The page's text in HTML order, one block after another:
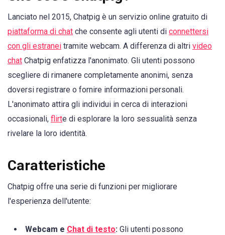
Lanciato nel 2015, Chatpig è un servizio online gratuito di
piattaforma di chat che consente agli utenti di connettersi
con gli estranei tramite webcam. A differenza di altri video
chat Chatpig enfatizza l'anonimato. Gli utenti possono
scegliere di rimanere completamente anonimi, senza
doversi registrare o fornire informazioni personali.
L'anonimato attira gli individui in cerca di interazioni
occasionali, flirte di esplorare la loro sessualità senza
rivelare la loro identità.
Caratteristiche
Chatpig offre una serie di funzioni per migliorare
l'esperienza dell'utente:
Webcam e Chat di testo: Gli utenti possono